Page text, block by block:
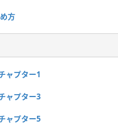
方
ャプター1
ャプター3
ャプター5